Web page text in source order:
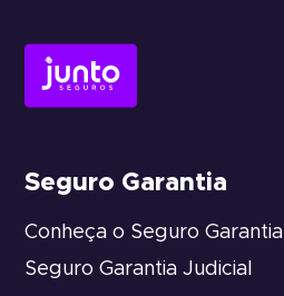
Seguro Garantia
Conheça o Seguro Garantia
Seguro Garantia Judicial